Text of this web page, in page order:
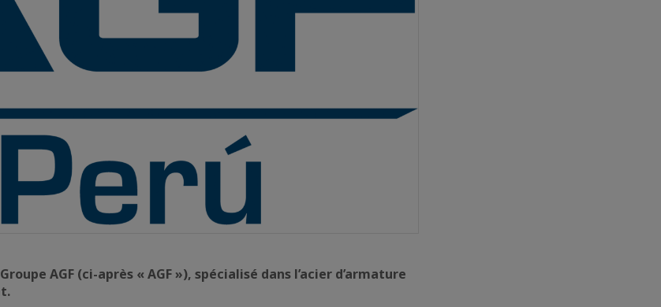
AGF (ci-après « AGF »), spécialisé dans l’acier d’armature